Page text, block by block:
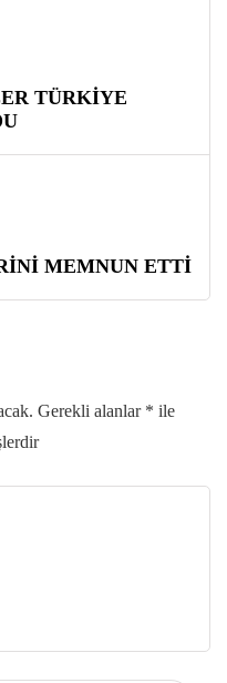
TÜRKİYE
MEMNUN ETTİ
Gerekli alanlar * ile